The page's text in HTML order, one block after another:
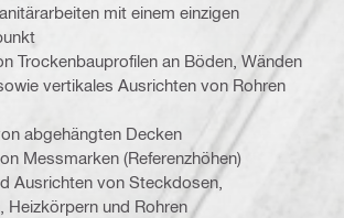
mit einem einzigen
Trockenbauprofilen an Böden, Wänden
vertikales Ausrichten von Rohren
abgehängten Decken
Messmarken (Referenzhöhen)
Ausrichten von Steckdosen,
Heizkörpern und Rohren